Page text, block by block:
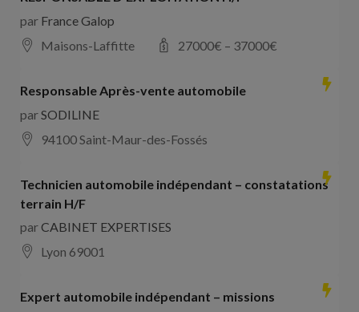
par France Galop
Maisons-Laffitte
27000€ – 37000€
Responsable Après-vente automobile
parSODILINE
94100 Saint-Maur-des-Fossés
Technicien automobile indépendant – constatations
terrain H/F
parCABINET EXPERTISES
Lyon 69001
Expert automobile indépendant – missions